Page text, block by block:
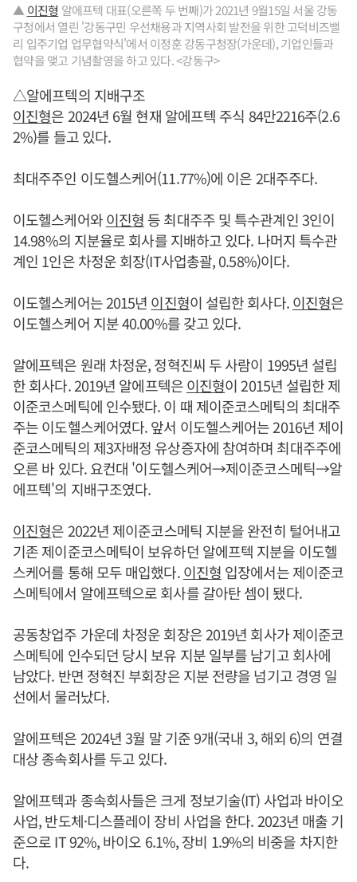
▲ 이진형 알에프텍 대표(오른쪽 두 번째)가 2021년 9월15일 서울 강동
구청에서 열린 '강동구민 우선채용과 지역사회 발전을 위한 고덕비즈밸
리 입주기업 업무협약식'에서 이정훈 강동구청장(가운데), 기업인들과
협약을 맺고 기념촬영을 하고 있다. <강동구>
△알에프텍의 지배구조
이진형은 2024년 6월 현재 알에프텍 주식 84만2216주(2.6
2%)를 들고 있다.
최대주주인 이도헬스케어(11.77%)에 이은 2대주주다.
이도헬스케어와이진형 등 최대주주 및 특수관계인 3인이
14.98%의 지분율로 회사를 지배하고 있다. 나머지 특수관
계인 1인은 차정운 회장(IT사업총괄, 0.58%)이다.
이도헬스케어는 2015년 이진형이 설립한 회사다.이진형은
이도헬스케어 지분 40.00%를 갖고 있다.
알에프텍은 원래 차정운, 정혁진씨 두 사람이 1995년 설립
한 회사다. 2019년 알에프텍은이진형이 2015년 설립한 제
이준코스메틱에 인수됐다. 이 때 제이준코스메틱의 최대주
주는 이도헬스케어였다. 앞서 이도헬스케어는 2016년 제이
준코스메틱의 제3자배정 유상증자에 참여하며 최대주주에
오른 바 있다. 요컨대 '이도헬스케어→제이준코스메틱→알
에프텍'의 지배구조였다.
이진형은 2022년 제이준코스메틱 지분을 완전히 털어내고
기존 제이준코스메틱이 보유하던 알에프텍 지분을 이도헬
스케어를 통해 모두 매입했다.이진형 입장에서는 제이준코
스메틱에서 알에프텍으로 회사를 갈아탄 셈이 됐다.
공동창업주 가운데 차정운 회장은 2019년 회사가 제이준코
스메틱에 인수되던 당시 보유 지분 일부를 남기고 회사에
남았다. 반면 정혁진 부회장은 지분 전량을 넘기고 경영 일
선에서 물러났다.
알에프텍은 2024년 3월 말 기준 9개(국내 3, 해외 6)의 연결
대상 종속회사를 두고 있다.
알에프텍과 종속회사들은 크게 정보기술(IT) 사업과 바이오
사업, 반도체·디스플레이 장비 사업을 한다. 2023년 매출 기
준으로 IT 92%, 바이오 6.1%, 장비 1.9%의 비중을 차지한
다.